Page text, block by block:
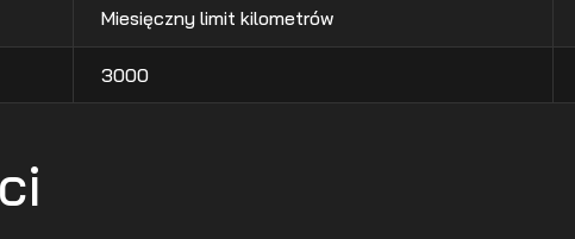
Miesięczny limit kilometrów
3000